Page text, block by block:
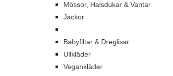
Mössor, Halsdukar & Vantar
Jackor
Babyfiltar & Dreglisar
Ullkläder
Vegankläder